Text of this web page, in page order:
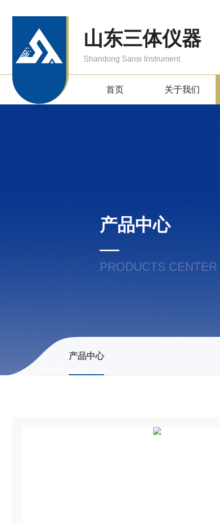
山东三体仪器
Shandong Sansi Instrument
首页 关于我们
产品中心
PRODUCTS CENTER
产品中心